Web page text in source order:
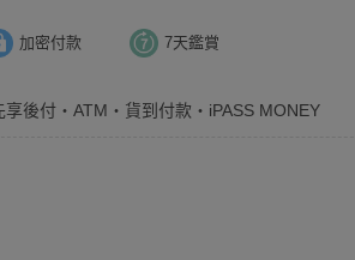
加密付款 7天鑑賞
後付・ATM・貨到付款・iPASS MONEY